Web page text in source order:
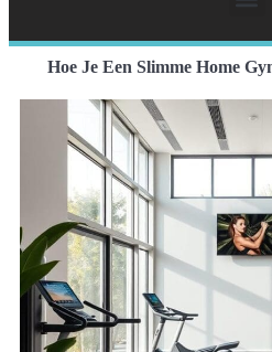
Hoe Je Een Slimme Home